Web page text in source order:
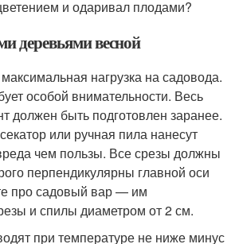
и одаривал плодами?
деревьями весной
нагрузка на садовода.
особой внимательности. Весь
должен быть подготовлен заранее.
или ручная пила нанесут
чем пользы. Все срезы должны
перпендикулярны главной оси
про садовый вар — им
и спилы диаметром от 2 см.
при температуре не ниже минус